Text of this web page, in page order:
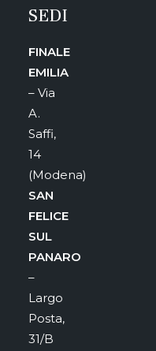
SEDI
FINALE
EMILIA
– Via
A.
Saffi,
14
(Modena)
SAN
FELICE
SUL
PANARO
–
Largo
Posta,
31/B